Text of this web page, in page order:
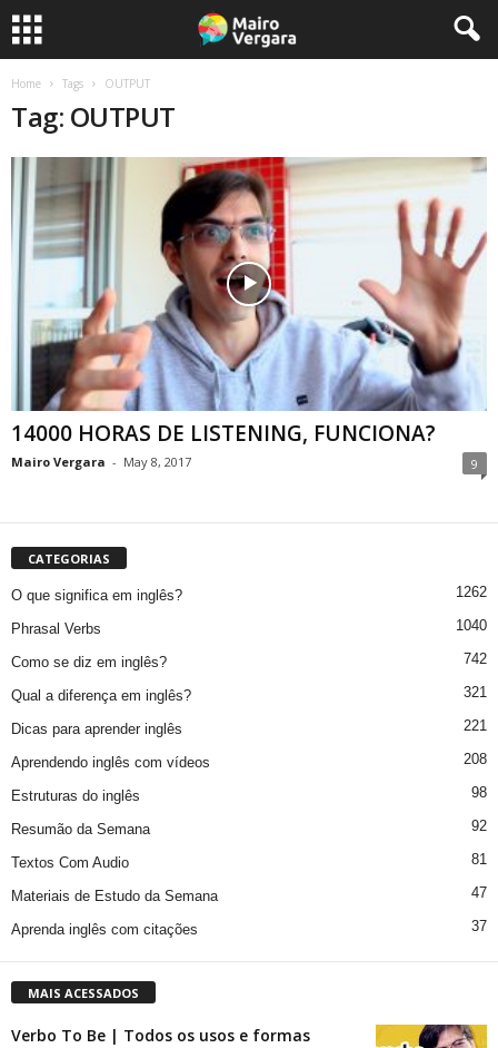
Home Tags OUTPUT
Tag: OUTPUT
14000 HORAS DE LISTENING, FUNCIONA?
Mairo Vergara - May 8, 2017 9
CATEGORIAS
O que significa em inglês? 1262
Phrasal Verbs 1040
Como se diz em inglês? 742
Qual a diferença em inglês? 321
Dicas para aprender inglês 221
Aprendendo inglês com vídeos 208
Estruturas do inglês 98
Resumão da Semana 92
Textos Com Audio 81
Materiais de Estudo da Semana 47
Aprenda inglês com citações 37
MAIS ACESSADOS
Verbo To Be | Todos os usos e formas